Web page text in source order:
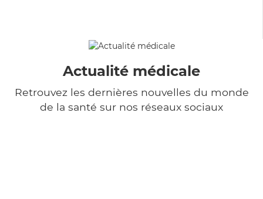
Actualité médicale
Retrouvez les dernières nouvelles du monde
de la santé sur nos réseaux sociaux